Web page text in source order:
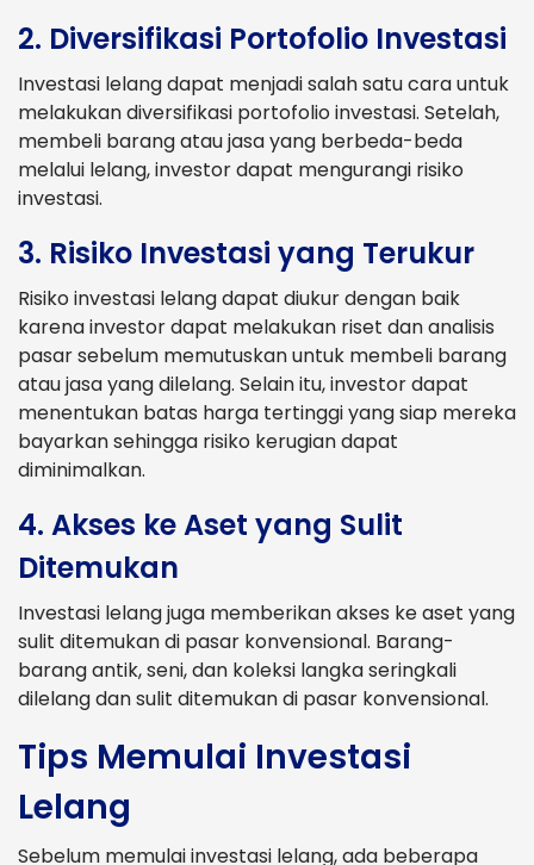
2. Diversifikasi Portofolio Investasi
Investasi lelang dapat menjadi salah satu cara untuk
melakukan diversifikasi portofolio investasi. Setelah,
membeli barang atau jasa yang berbeda-beda
melalui lelang, investor dapat mengurangi risiko
investasi.
3. Risiko Investasi yang Terukur
Risiko investasi lelang dapat diukur dengan baik
karena investor dapat melakukan riset dan analisis
pasar sebelum memutuskan untuk membeli barang
atau jasa yang dilelang. Selain itu, investor dapat
menentukan batas harga tertinggi yang siap mereka
bayarkan sehingga risiko kerugian dapat
diminimalkan.
4. Akses ke Aset yang Sulit
Ditemukan
Investasi lelang juga memberikan akses ke aset yang
sulit ditemukan di pasar konvensional. Barang-
barang antik, seni, dan koleksi langka seringkali
dilelang dan sulit ditemukan di pasar konvensional.
Tips Memulai Investasi
Lelang
Sebelum memulai investasi lelang, ada beberapa